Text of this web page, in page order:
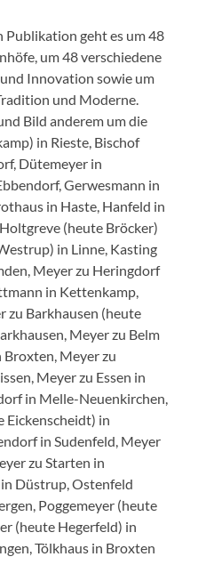
Publikation geht es um 48
um 48 verschiedene
Innovation sowie um
und Moderne.
Bild anderem um die
in Rieste, Bischof
Dütemeyer in
Gerwesmann in
in Haste, Hanfeld in
(heute Bröcker)
in Linne, Kasting
Meyer zu Heringdorf
in Kettenkamp,
zu Barkhausen (heute
Meyer zu Belm
Broxten, Meyer zu
Meyer zu Essen in
in Melle-Neuenkirchen,
Eickenscheidt) in
in Sudenfeld, Meyer
zu Starten in
Düstrup, Ostenfeld
Poggemeyer (heute
(heute Hegerfeld) in
Tölkhaus in Broxten